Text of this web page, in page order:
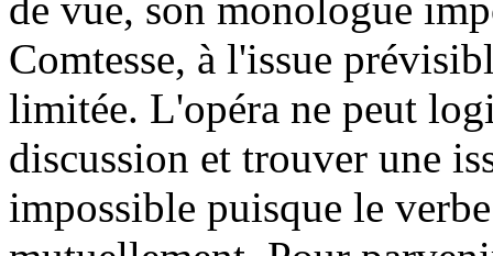
Comtesse, à l'issue
limitée. L'opéra ne peut
discussion et trouver une
impossible puisque le